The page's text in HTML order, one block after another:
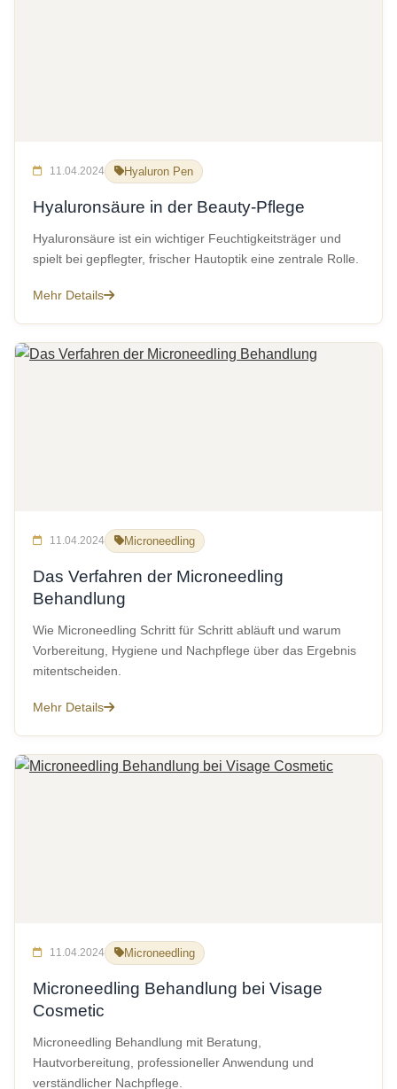
11.04.2024 Hyaluron Pen
Hyaluronsäure in der Beauty-Pflege
Hyaluronsäure ist ein wichtiger Feuchtigkeitsträger und
spielt bei gepflegter, frischer Hautoptik eine zentrale Rolle.
Mehr Details
11.04.2024 Microneedling
Das Verfahren der Microneedling
Behandlung
Wie Microneedling Schritt für Schritt abläuft und warum
Vorbereitung, Hygiene und Nachpflege über das Ergebnis
mitentscheiden.
Mehr Details
11.04.2024 Microneedling
Microneedling Behandlung bei Visage
Cosmetic
Microneedling Behandlung mit Beratung,
Hautvorbereitung, professioneller Anwendung und
verständlicher Nachpflege.